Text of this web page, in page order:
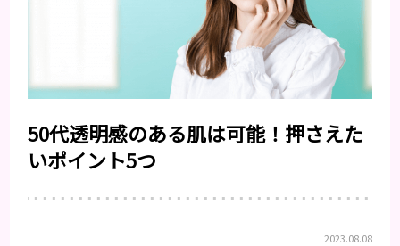
50代透明感のある肌は可能！押さえた
いポイント5つ
2023.08.08